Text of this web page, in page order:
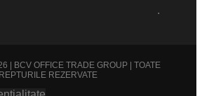
.
| BCV OFFICE TRADE GROUP | TOATE
REZERVATE